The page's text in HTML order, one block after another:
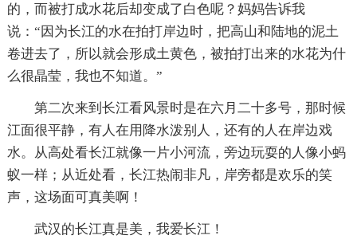
的，而被打成水花后却变成了白色呢？妈妈告诉我
说：“因为长江的水在拍打岸边时，把高山和陆地的泥土
卷进去了，所以就会形成土黄色，被拍打出来的水花为什
么很晶莹，我也不知道。”
第二次来到长江看风景时是在六月二十多号，那时候
江面很平静，有人在用降水泼别人，还有的人在岸边戏
水。从高处看长江就像一片小河流，旁边玩耍的人像小蚂
蚁一样；从近处看，长江热闹非凡，岸旁都是欢乐的笑
声，这场面可真美啊！
武汉的长江真是美，我爱长江！